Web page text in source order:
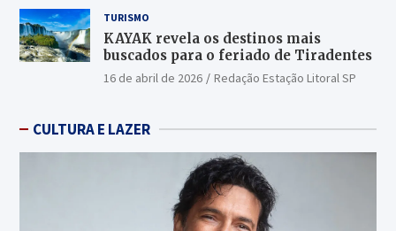
TURISMO
KAYAK revela os destinos mais
buscados para o feriado de Tiradentes
16 de abril de 2026 Redação Estação Litoral SP
CULTURA E LAZER